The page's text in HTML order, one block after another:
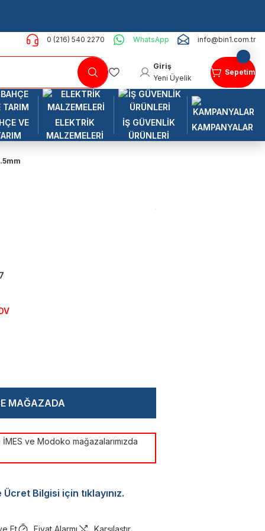
0 (216) 540 2270 WhatsApp info@bin1.com.tr
Giriş
Yeni Üyelik
Sepetim
VE
ELEKTRİK
MALZEMELERİ
İŞ GÜVENLİK
ÜRÜNLERİ
KAMPANYALAR
MAĞAZADA
ve Modoko mağazalarımızda
Bilgisi için tıklayınız.
Et Fiyat Alarmı Karşılaştır